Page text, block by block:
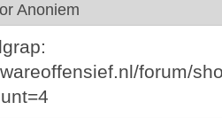
Anoniem
forum/